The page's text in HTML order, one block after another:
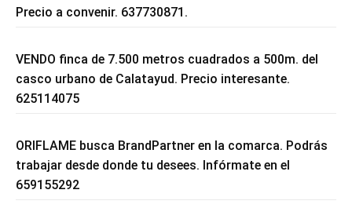
Precio a convenir. 637730871.
VENDO finca de 7.500 metros cuadrados a 500m. del
casco urbano de Calatayud. Precio interesante.
625114075
ORIFLAME busca BrandPartner en la comarca. Podrás
trabajar desde donde tu desees. Infórmate en el
659155292